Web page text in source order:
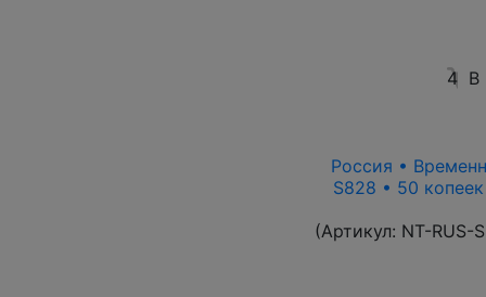
4 В
Россия •
S828 • 50
(Артикул: NT-RUS-